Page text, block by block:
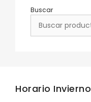
Buscar
Horario Invierno